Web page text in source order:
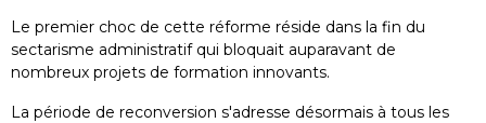
Le premier choc de cette réforme réside dans la fin du
sectarisme administratif qui bloquait auparavant de
nombreux projets de formation innovants.
La période de reconversion s'adresse désormais à tous les